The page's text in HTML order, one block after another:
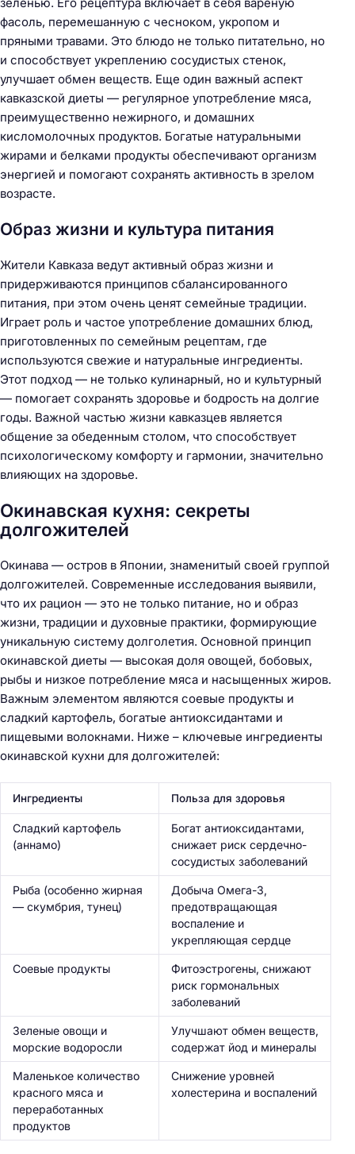
фасоль, перемешанную с чесноком, укропом и
пряными травами. Это блюдо не только питательно, но
и способствует укреплению сосудистых стенок,
улучшает обмен веществ. Еще один важный аспект
кавказской диеты — регулярное употребление мяса,
преимущественно нежирного, и домашних
кисломолочных продуктов. Богатые натуральными
жирами и белками продукты обеспечивают организм
энергией и помогают сохранять активность в зрелом
возрасте.
Образ жизни и культура питания
Жители Кавказа ведут активный образ жизни и
придерживаются принципов сбалансированного
питания, при этом очень ценят семейные традиции.
Играет роль и частое употребление домашних блюд,
приготовленных по семейным рецептам, где
используются свежие и натуральные ингредиенты.
Этот подход — не только кулинарный, но и культурный
— помогает сохранять здоровье и бодрость на долгие
годы. Важной частью жизни кавказцев является
общение за обеденным столом, что способствует
психологическому комфорту и гармонии, значительно
влияющих на здоровье.
Окинавская кухня: секреты
долгожителей
Окинава — остров в Японии, знаменитый своей группой
долгожителей. Современные исследования выявили,
что их рацион — это не только питание, но и образ
жизни, традиции и духовные практики, формирующие
уникальную систему долголетия. Основной принцип
окинавской диеты — высокая доля овощей, бобовых,
рыбы и низкое потребление мяса и насыщенных жиров.
Важным элементом являются соевые продукты и
сладкий картофель, богатые антиоксидантами и
пищевыми волокнами. Ниже – ключевые ингредиенты
окинавской кухни для долгожителей:
Ингредиенты Польза для здоровья
Сладкий картофель
(аннамо)
Богат антиоксидантами,
снижает риск сердечно-
сосудистых заболеваний
Рыба (особенно жирная
— скумбрия, тунец)
Добыча Омега-3,
предотвращающая
воспаление и
укрепляющая сердце
Соевые продукты
Фитоэстрогены, снижают
риск гормональных
заболеваний
Зеленые овощи и
морские водоросли
Улучшают обмен веществ,
содержат йод и минералы
Маленькое количество
красного мяса и
переработанных
продуктов
Снижение уровней
холестерина и воспалений